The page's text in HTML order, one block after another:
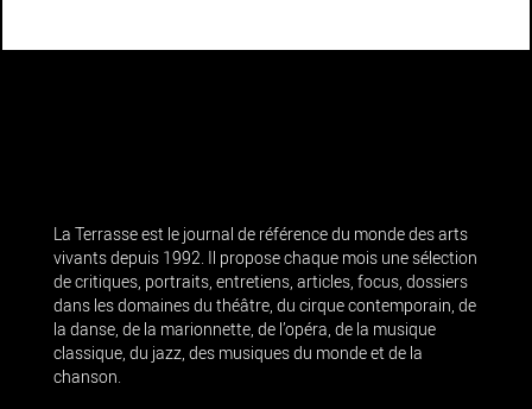
La Terrasse est le journal de référence du monde des arts
vivants depuis 1992. Il propose chaque mois une sélection
de critiques, portraits, entretiens, articles, focus, dossiers
dans les domaines du théâtre, du cirque contemporain, de
la danse, de la marionnette, de l’opéra, de la musique
classique, du jazz, des musiques du monde et de la
chanson.